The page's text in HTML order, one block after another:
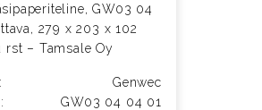
GW03 04
279 x 203 x 102
rst – Tamsale Oy
Genwec
GW03 04 04 01